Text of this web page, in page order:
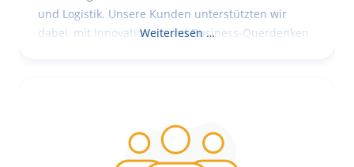
und Logistik. Unsere Kunden unterstützten wir
dabei, mit Innovationen und Business-Querdenken
Weiterlesen …